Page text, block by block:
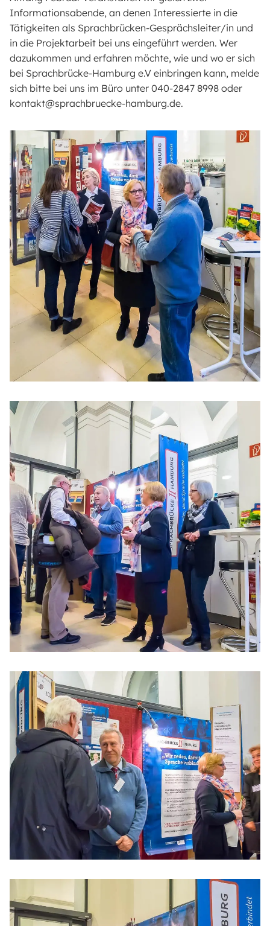
Informationsabende, an denen Interessierte in die
Tätigkeiten als Sprachbrücken-Gesprächsleiter/in und
in die Projektarbeit bei uns eingeführt werden. Wer
dazukommen und erfahren möchte, wie und wo er sich
bei Sprachbrücke-Hamburg e.V einbringen kann, melde
sich bitte bei uns im Büro unter 040-2847 8998 oder
kontakt@sprachbruecke-hamburg.de.